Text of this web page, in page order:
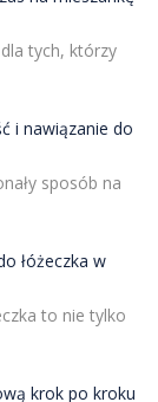
tych, którzy
i nawiązanie do
sposób na
łóżeczka w
to nie tylko
krok po kroku